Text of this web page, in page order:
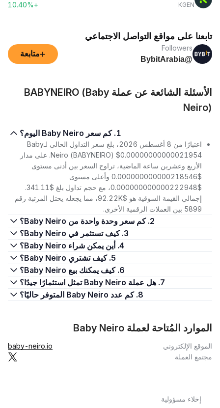
KGEN
+10.40%
تابعنا على مواقع التواصل الاجتماعي
Followers
@BybitArabia
+متابعة
الأسئلة الشائعة عن عملة BABYNEIRO (Baby
Neiro)
1. كم سعر Baby Neiro اليوم؟
اعتبارًا من 8 أغسطس 2026، بلغ سعر التداول الحالي لـBaby
Neiro (BABYNEIRO) $0.00000000000021954. على مدار
الأربع وعشرين ساعة الماضية، تراوح السعر بين أدنى مستوى
$0.000000000000218546 وأعلى مستوى
$0.000000000000222948، مع حجم تداول بلغ $341.11.
إجمالي القيمة السوقية هو $92.22K، مما يجعله يحتل المرتبة رقم
5899 بين العملات الرقمية الأخرى.
2. كم سعر وحدة واحدة من Baby Neiro؟
3. كيف تستثمر في Baby Neiro؟
4. أين يمكن شراء Baby Neiro؟
5. كيف تشتري Baby Neiro؟
6. كيف يمكنك بيع Baby Neiro؟
7. هل عملة Baby Neiro تمثل استثمارًا جيدًا؟
8. كم عدد Baby Neiro المتوفر حاليًا؟
الموارد المُتاحة لعملة Baby Neiro
الموقع الإلكتروني
baby-neiro.io
مجتمع العملة
إخلاء مسؤولية